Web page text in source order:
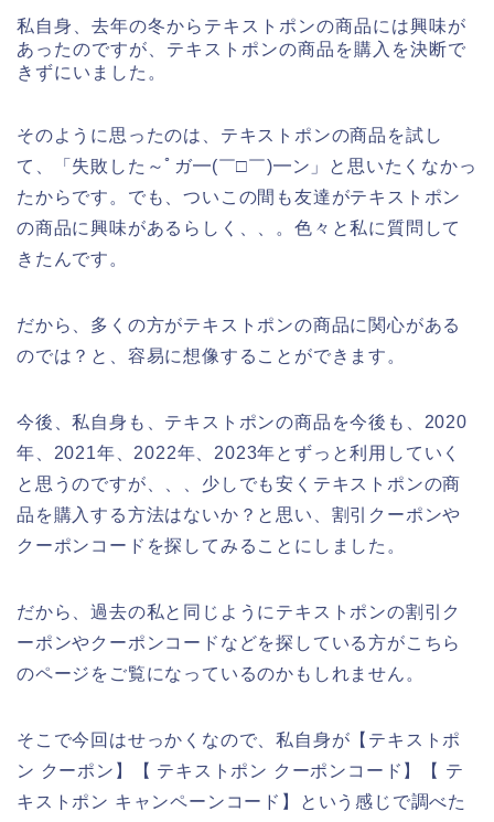
私自身、去年の冬からテキストポンの商品には興味が
あったのですが、テキストポンの商品を購入を決断で
きずにいました。
そのように思ったのは、テキストポンの商品を試し
て、「失敗した～ﾟガ━(￣□￣)━ン」と思いたくなかっ
たからです。でも、ついこの間も友達がテキストポン
の商品に興味があるらしく、、。色々と私に質問して
きたんです。
だから、多くの方がテキストポンの商品に関心がある
のでは？と、容易に想像することができます。
今後、私自身も、テキストポンの商品を今後も、2020
年、2021年、2022年、2023年とずっと利用していく
と思うのですが、、、少しでも安くテキストポンの商
品を購入する方法はないか？と思い、割引クーポンや
クーポンコードを探してみることにしました。
だから、過去の私と同じようにテキストポンの割引ク
ーポンやクーポンコードなどを探している方がこちら
のページをご覧になっているのかもしれません。
そこで今回はせっかくなので、私自身が【テキストポ
ン クーポン】【 テキストポン クーポンコード】【 テ
キストポン キャンペーンコード】という感じで調べた